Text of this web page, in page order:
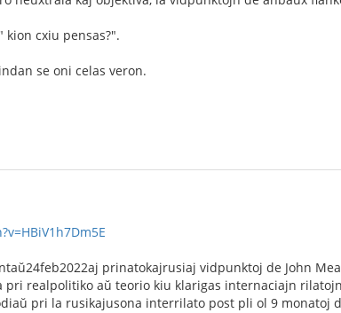
kion cxiu pensas?".
se oni celas veron.
prinatokajrusiaj vidpunktoj de John
pri realpolitiko aŭ teorio kiu klarigas internaciajn
pri la rusikajusona interrilato post pli ol 9 monatoj